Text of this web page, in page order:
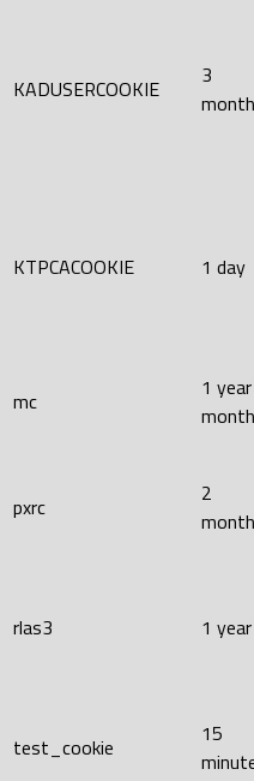
KADUSERCOOKIE
3
KTPCACOOKIE 1 day
mc
1
month
pxrc
2
rlas3 1 year
test_cookie
15